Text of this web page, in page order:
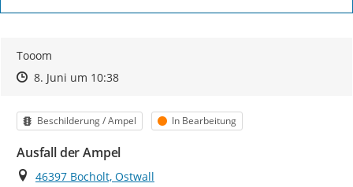
Tooom
Zeitpunkt des Erstellens
Zeitpunkt des Erstellens
8. Juni um 10:38Zur Äußerung
Kategorie
Beschilderung / Ampel Status
In Bearbeitung
Ausfall der Ampel
Ort
46397 Bocholt, Ostwall